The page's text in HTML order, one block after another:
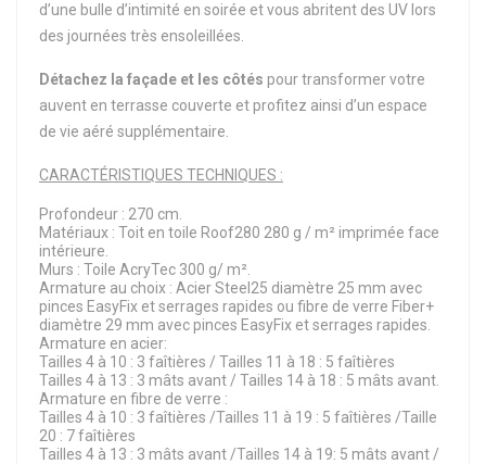
d’une bulle d’intimité en soirée et vous abritent des UV lors
des journées très ensoleillées.
Détachez la façade et les côtés pour transformer votre
auvent en terrasse couverte et profitez ainsi d’un espace
de vie aéré supplémentaire.
CARACTÉRISTIQUES TECHNIQUES :
Profondeur : 270 cm.
Matériaux : Toit en toile Roof280 280 g / m² imprimée face
intérieure.
Murs : Toile AcryTec 300 g/ m².
Armature au choix : Acier Steel25 diamètre 25 mm avec
pinces EasyFix et serrages rapides ou fibre de verre Fiber+
diamètre 29 mm avec pinces EasyFix et serrages rapides.
Armature en acier:
Tailles 4 à 10 : 3 faîtières / Tailles 11 à 18 : 5 faîtières
Tailles 4 à 13 : 3 mâts avant / Tailles 14 à 18 : 5 mâts avant.
Armature en fibre de verre :
Tailles 4 à 10 : 3 faîtières /Tailles 11 à 19 : 5 faîtières /Taille
20 : 7 faîtières
Tailles 4 à 13 : 3 mâts avant /Tailles 14 à 19: 5 mâts avant /